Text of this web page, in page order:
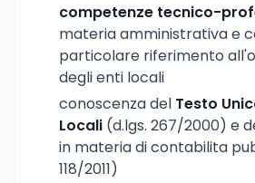
competenze tecnico-
materia amministrativa e
particolare riferimento
degli enti locali
conoscenza del Testo
Locali (d.lgs. 267/2000) e
in materia di contabilita
118/2011)